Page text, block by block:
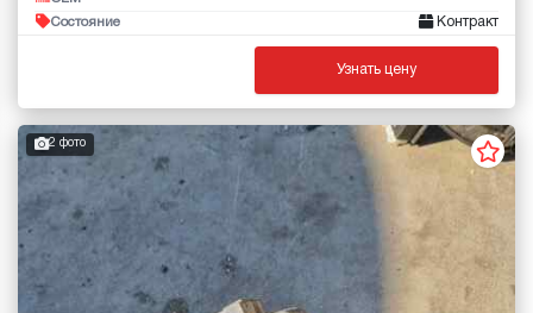
Состояние Контракт
Узнать цену
2 фото